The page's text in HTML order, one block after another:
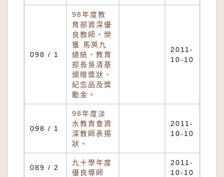
098 / 1
98年度教
育部資深優
良教師，榮
獲 馬英九
總統、教育
部長吳清基
頒贈獎狀、
紀念品及獎
勵金。
2011-
10-10
098 / 1
98年度淡
水教育會資
深教師表揚
狀。
2011-
10-10
089 / 2
九十學年度
優良導師
2011-
10-10